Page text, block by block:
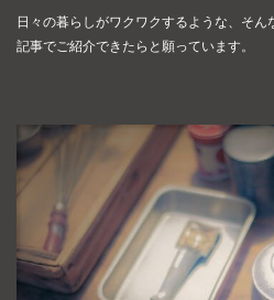
日々の暮らしがワクワクするような、そん
記事でご紹介できたらと願っています。